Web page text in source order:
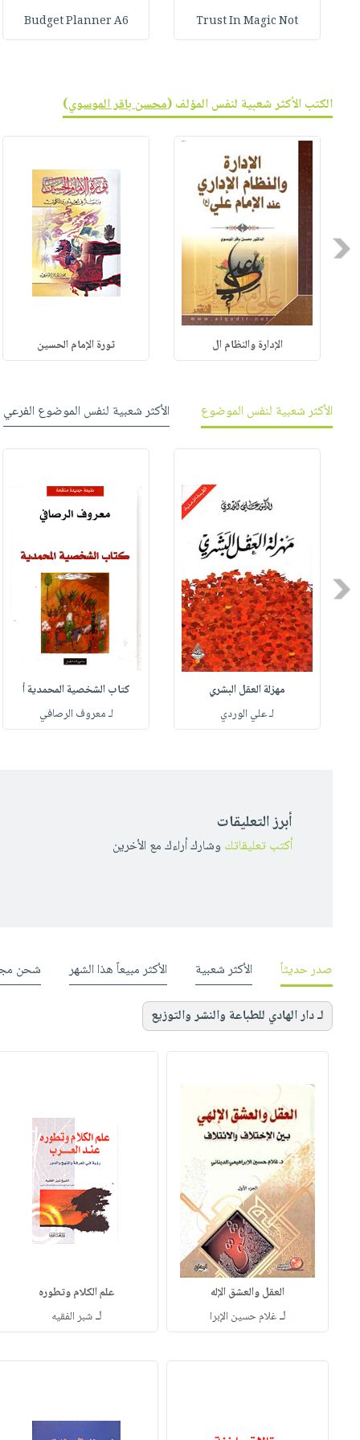
Trust In Magic Not
Budget Planner A6
الكتب الأكثر شعبية لنفس المؤلف (محسن باقر الموسوي)
Previous
الإدارة والنظام ال ثورة الإمام الحسين
الأكثر شعبية لنفس الموضوع الأكثر شعبية لنفس الموضوع الفرعي
Previous
مهزلة العقل البشري
لـ علي الوردي
كتاب الشخصية المحمدية أ
لـ معروف الرصافي
أبرز التعليقات
أكتب تعليقاتك وشارك أراءك مع الأخرين
صدر حديثاً الأكثر شعبية الأكثر مبيعاً هذا الشهر شحن
لـ دار الهادي للطباعة والنشر والتوزيع
العقل والعشق الإله
لـغلام حسين الإبرا
علم الكلام وتطوره
لـشبر الفقيه